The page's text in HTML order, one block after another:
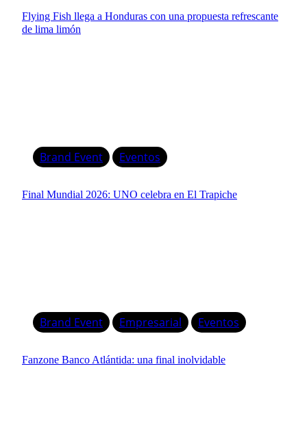
Flying Fish llega a Honduras con una propuesta refrescante
de lima limón
Brand Event Eventos
Final Mundial 2026: UNO celebra en El Trapiche
Brand Event Empresarial Eventos
Fanzone Banco Atlántida: una final inolvidable